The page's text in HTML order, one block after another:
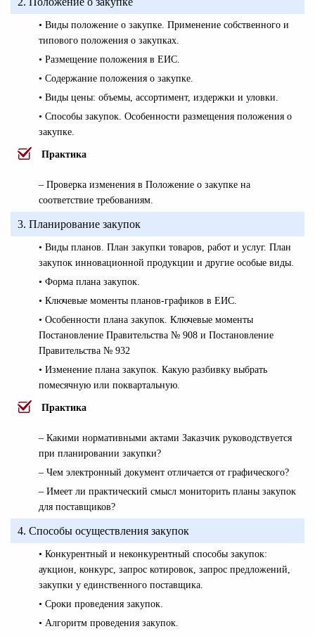
• Виды положение о закупке. Применение собственного и
типового положения о закупках.
• Размещение положения в ЕИС.
• Содержание положения о закупке.
• Виды цены: объемы, ассортимент, издержки и уловки.
• Способы закупок. Особенности размещения положения о
закупке.
Практика
– Проверка изменения в Положение о закупке на
соответствие требованиям.
3. Планирование закупок
• Виды планов. План закупки товаров, работ и услуг. План
закупок инновационной продукции и другие особые виды.
• Форма плана закупок.
• Ключевые моменты планов-графиков в ЕИС.
• Особенности плана закупок. Ключевые моменты
Постановление Правительства № 908 и Постановление
Правительства № 932
• Изменение плана закупок. Какую разбивку выбрать
помесячную или поквартальную.
Практика
– Какими нормативными актами Заказчик руководствуется
при планировании закупки?
– Чем электронный документ отличается от графического?
– Имеет ли практический смысл мониторить планы закупок
для поставщиков?
4. Способы осуществления закупок
• Конкурентный и неконкурентный способы закупок:
аукцион, конкурс, запрос котировок, запрос предложений,
закупки у единственного поставщика.
• Сроки проведения закупок.
• Алгоритм проведения закупок.